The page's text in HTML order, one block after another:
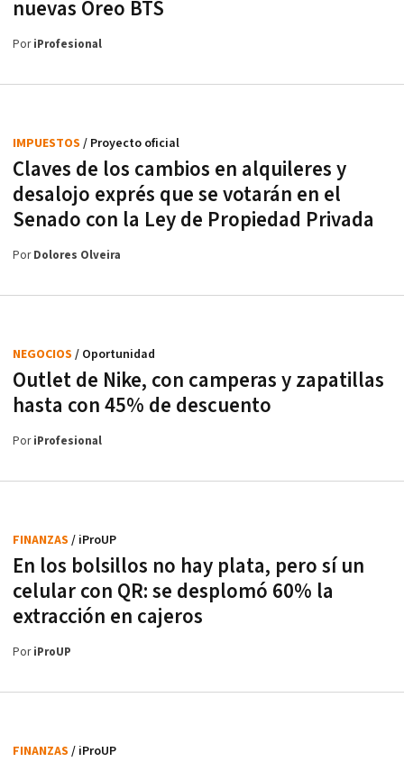
nuevas Oreo BTS
PoriProfesional
Claves de los cambios en alquileres y
desalojo exprés que se votarán en el
Senado con la Ley de Propiedad Privada
IMPUESTOS / Proyecto oficial
PorDolores Olveira
Outlet de Nike, con camperas y zapatillas
hasta con 45% de descuento
NEGOCIOS / Oportunidad
PoriProfesional
En los bolsillos no hay plata, pero sí un
celular con QR: se desplomó 60% la
extracción en cajeros
FINANZAS / iProUP
PoriProUP
FINANZAS / iProUP